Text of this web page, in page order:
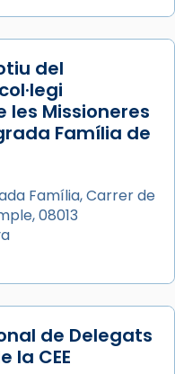
del
les Missioneres
Família de
Família, Carrer de
08013
de Delegats
la CEE